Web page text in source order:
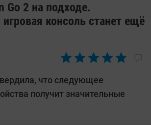
Go 2 на подходе.
консоль станет ещё
что следующее
получит значительные